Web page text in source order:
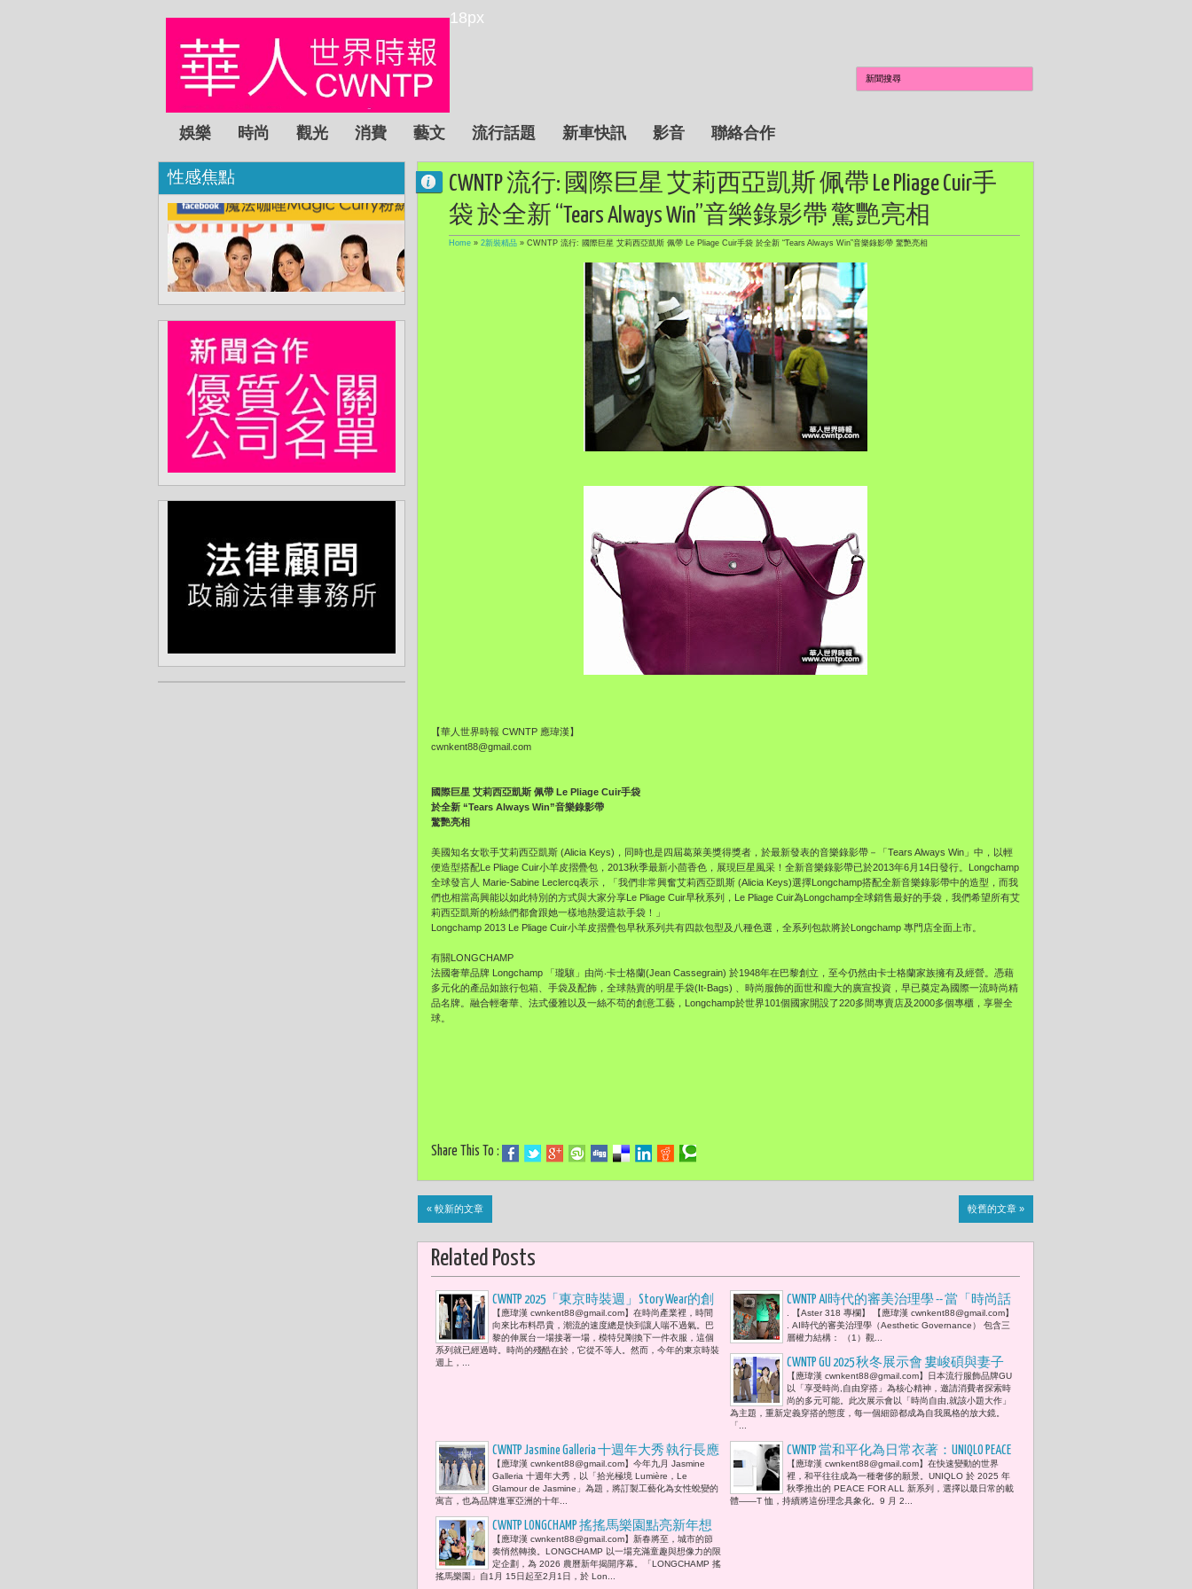
18px
娛樂 時尚 觀光 消費 藝文 流行話題 新車快訊 影音 聯絡合作
CWNTP 流行: 國際巨星 艾莉西亞凱斯 佩帶 Le Pliage Cuir手
袋 於全新 “Tears Always Win”音樂錄影帶 驚艷亮相
Home » 2新裝精品 » CWNTP 流行: 國際巨星 艾莉西亞凱斯 佩帶 Le Pliage Cuir手袋 於全新 “Tears Always Win”音樂錄影帶 驚艷亮相
【華人世界時報 CWNTP 應瑋漢】
cwnkent88@gmail.com
國際巨星 艾莉西亞凱斯 佩帶 Le Pliage Cuir手袋
於全新 “Tears Always Win”音樂錄影帶
驚艷亮相
美國知名女歌手艾莉西亞凱斯 (Alicia Keys)，同時也是四屆葛萊美獎得獎者，於最新發表的音樂錄影帶－「Tears Always Win」中，以輕
便造型搭配Le Pliage Cuir小羊皮摺疊包，2013秋季最新小茴香色，展現巨星風采！全新音樂錄影帶已於2013年6月14日發行。Longchamp
全球發言人 Marie-Sabine Leclercq表示，「我們非常興奮艾莉西亞凱斯 (Alicia Keys)選擇Longchamp搭配全新音樂錄影帶中的造型，而我
們也相當高興能以如此特別的方式與大家分享Le Pliage Cuir早秋系列，Le Pliage Cuir為Longchamp全球銷售最好的手袋，我們希望所有艾
莉西亞凱斯的粉絲們都會跟她一樣地熱愛這款手袋！」
Longchamp 2013 Le Pliage Cuir小羊皮摺疊包早秋系列共有四款包型及八種色選，全系列包款將於Longchamp 專門店全面上市。
有關LONGCHAMP
法國奢華品牌 Longchamp 「瓏驤」由尚‧卡士格蘭(Jean Cassegrain) 於1948年在巴黎創立，至今仍然由卡士格蘭家族擁有及經營。憑藉
多元化的產品如旅行包箱、手袋及配飾，全球熱賣的明星手袋(It-Bags) 、時尚服飾的面世和龐大的廣宣投資，早已奠定為國際一流時尚精
品名牌。融合輕奢華、法式優雅以及一絲不苟的創意工藝，Longchamp於世界101個國家開設了220多間專賣店及2000多個專櫃，享譽全
球。
Share This To :
« 較新的文章 較舊的文章 »
Related Posts
CWNTP 2025「東京時裝週」Story Wear的創
辦人陳冠百以「Story of Taiwan 永續潮臺
時尚」為主題 邀約臺灣設計師品牌
WooLeeX、 TANGTSUNGCHIEN結合「眠豆腐」
【應瑋漢 cwnkent88@gmail.com】在時尚產業裡，時間
向來比布料昂貴，潮流的速度總是快到讓人喘不過氣。巴
黎的伸展台一場接著一場，模特兒剛換下一件衣服，這個
系列就已經過時。時尚的殘酷在於，它從不等人。然而，今年的東京時裝
週上，...
CWNTP AI時代的審美治理學 -- 當「時尚話
語權」流行穿搭造型是種沉默的視覺語
言 當代社會裡被低估的 「這世界根本
還沒等你開口，就已經先決定怎麼看
你。」全球時尚中央銀行VOGUE與銀行總
裁安娜溫圖( Anna Wintour) 如何用審美統
治世界目光
. 【Aster 318 專欄】 【應瑋漢 cwnkent88@gmail.com】
. AI時代的審美治理學（Aesthetic Governance） 包含三
層權力結構： （1）觀...
CWNTP GU 2025 秋冬展示會 婁峻碩與妻子
焦凡凡演繹都會學院自由風
【應瑋漢 cwnkent88@gmail.com】日本流行服飾品牌GU
以「享受時尚,自由穿搭」為核心精神，邀請消費者探索時
尚的多元可能。此次展示會以「時尚自由,就該小題大作」
為主題，重新定義穿搭的態度，每一個細節都成為自我風格的放大鏡。
「...
CWNTP Jasmine Galleria 十週年大秀 執行長應
瑾「以水晶與光影，為女性寫下永恆頌
歌。」張榕容、李翊君、王宇婕、譚以
欣 Olivia、張棋惠、林辰唏、吳速玲等閃
耀出席 見證「拾光極境 Lumière，Le
Glamour de Jasmine」
【應瑋漢 cwnkent88@gmail.com】今年九月 Jasmine
Galleria 十週年大秀，以「拾光極境 Lumière，Le
Glamour de Jasmine」為題，將訂製工藝化為女性蛻變的
寓言，也為品牌進軍亞洲的十年...
CWNTP 當和平化為日常衣著：UNIQLO PEACE
FOR ALL 慈善T恤再推四款新作 全數收益捐
贈國際慈善組織 包括聯合國難民署
（UNHCR）、國際救助兒童會（Save the
【應瑋漢 cwnkent88@gmail.com】在快速變動的世界
裡，和平往往成為一種奢侈的願景。UNIQLO 於 2025 年
秋季推出的 PEACE FOR ALL 新系列，選擇以最日常的載
體——T 恤，持續將這份理念具象化。9 月 2...
CWNTP LONGCHAMP 搖搖馬樂園點亮新年想
像 奔馬入春 宋芸樺與禾浩辰與您童心
回歸
【應瑋漢 cwnkent88@gmail.com】新春將至，城市的節
奏悄然轉換。LONGCHAMP 以一場充滿童趣與想像力的限
定企劃，為 2026 農曆新年揭開序幕。「LONGCHAMP 搖
搖馬樂園」自1月 15日起至2月1日，於 Lon...
性感焦點